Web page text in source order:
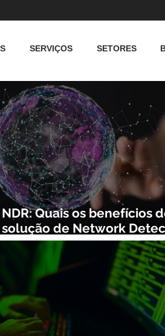
SERVIÇOS SETORES
NDR: Quais os benefícios
solução de Network
and Response?